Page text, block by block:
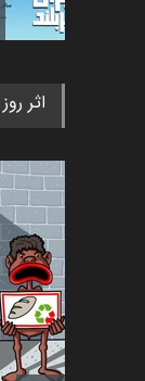
اثر روز